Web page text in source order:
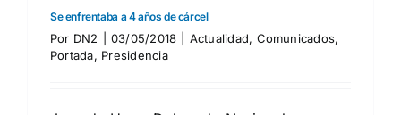
Se enfrentaba a 4 años de cárcel
Por DN2 03/05/2018 Actualidad, Comunicados,
Portada, Presidencia